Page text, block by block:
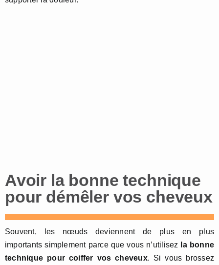
Avoir la bonne technique
pour démêler vos cheveux
Souvent, les nœuds deviennent de plus en plus
importants simplement parce que vous n’utilisez
la bonne
technique pour coiffer vos cheveux. Si vous brossez